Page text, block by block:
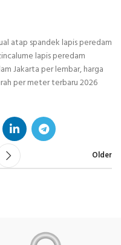
atap spandek lapis peredam
lapis peredam
Jakarta per lembar, harga
per meter terbaru 2026
Older